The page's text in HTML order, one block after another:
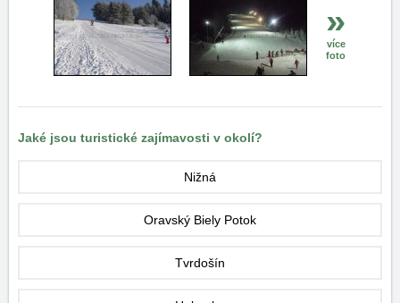
»
více
foto
Jaké jsou turistické zajímavosti v okolí?
Nižná
Oravský Biely Potok
Tvrdošín